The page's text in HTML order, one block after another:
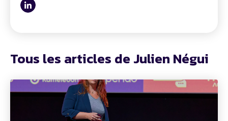
Tous les articles de Julien Négui